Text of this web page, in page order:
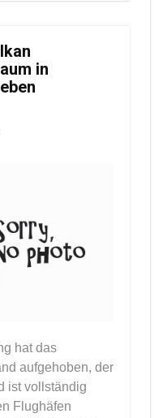
in
hat das
aufgehoben, der
ist vollständig
Flughäfen